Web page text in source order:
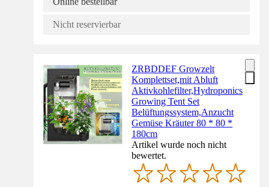
Nicht reservierbar
ZRBDDEF Growzelt
Komplettset,mit Abluft
Aktivkohlefilter,Hydroponics
Growing Tent Set
Belüftungssystem,Anzucht
Gemüse Kräuter 80 * 80 *
180cm
Artikel wurde noch nicht
bewertet.